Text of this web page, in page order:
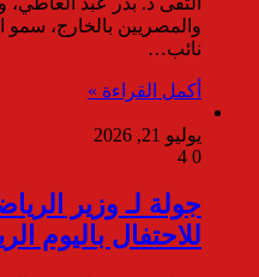
والمصريين بالخارج، سمو
نائب…
أكمل القراءة »
يوليو 21, 2026
0
جولة لـ وزير
للاحتفال باليوم